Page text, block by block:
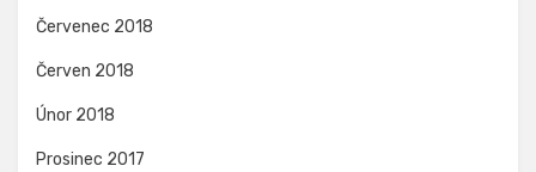
Červenec 2018
Červen 2018
Únor 2018
Prosinec 2017